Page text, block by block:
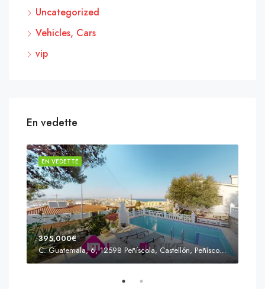
Uncategorized
Vehicles, Cars
vip
En vedette
EN VEDETTE
395,000€
C. Guatemala, 6, 12598 Peñíscola, Castellón, Peñíscola, Communauté valencienne